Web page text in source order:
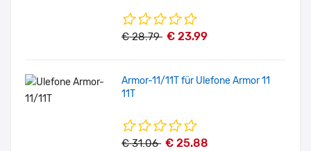
€ 28.79 € 23.99
Armor-11/11T für Ulefone Armor 11
11T
€ 31.06 € 25.88